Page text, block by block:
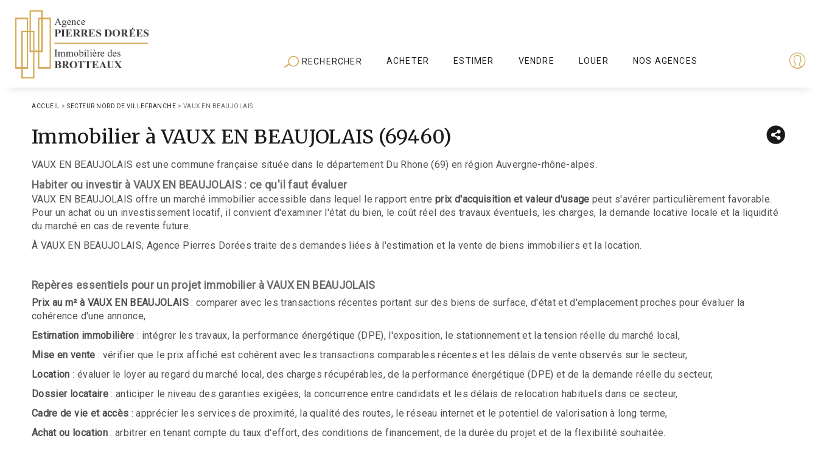
RECHERCHER ACHETER ESTIMER VENDRE LOUER NOS AGENCES
ACCUEIL > SECTEUR NORD DE VILLEFRANCHE > VAUX EN BEAUJOLAIS
Immobilier à VAUX EN BEAUJOLAIS (69460)
VAUX EN BEAUJOLAIS est une commune française située dans le département Du Rhone (69) en région Auvergne-rhône-alpes.
Habiter ou investir à VAUX EN BEAUJOLAIS : ce qu'il faut évaluer
VAUX EN BEAUJOLAIS offre un marché immobilier accessible dans lequel le rapport entreprix d'acquisition et valeur d'usage peut s'avérer particulièrement favorable.
Pour un achat ou un investissement locatif, il convient d'examiner l'état du bien, le coût réel des travaux éventuels, les charges, la demande locative locale et la liquidité
du marché en cas de revente future.
À VAUX EN BEAUJOLAIS, Agence Pierres Dorées traite des demandes liées à l'estimation et la vente de biens immobiliers et la location.
Repères essentiels pour un projet immobilier à VAUX EN BEAUJOLAIS
Prix au m² à VAUX EN BEAUJOLAIS: comparer avec les transactions récentes portant sur des biens de surface, d'état et d'emplacement proches pour évaluer la
cohérence d'une annonce,
Estimation immobilière : intégrer les travaux, la performance énergétique (DPE), l'exposition, le stationnement et la tension réelle du marché local,
Mise en vente : vérifier que le prix affiché est cohérent avec les transactions comparables récentes et les délais de vente observés sur le secteur,
Location : évaluer le loyer au regard du marché local, des charges récupérables, de la performance énergétique (DPE) et de la demande réelle du secteur,
Dossier locataire: anticiper le niveau des garanties exigées, la concurrence entre candidats et les délais de relocation habituels dans ce secteur,
Cadre de vie et accès : apprécier les services de proximité, la qualité des routes, le réseau internet et le potentiel de valorisation à long terme,
Achat ou location: arbitrer en tenant compte du taux d'effort, des conditions de financement, de la durée du projet et de la flexibilité souhaitée.